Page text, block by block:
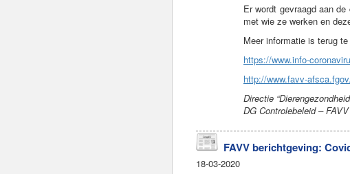
Er wordt gevraagd aan
met wie ze werken en
Meer informatie is terug
https://www.info-
http://www.favv-
Directie
DG Controlebeleid – FAVV
FAVV berichtgeving:
18-03-2020